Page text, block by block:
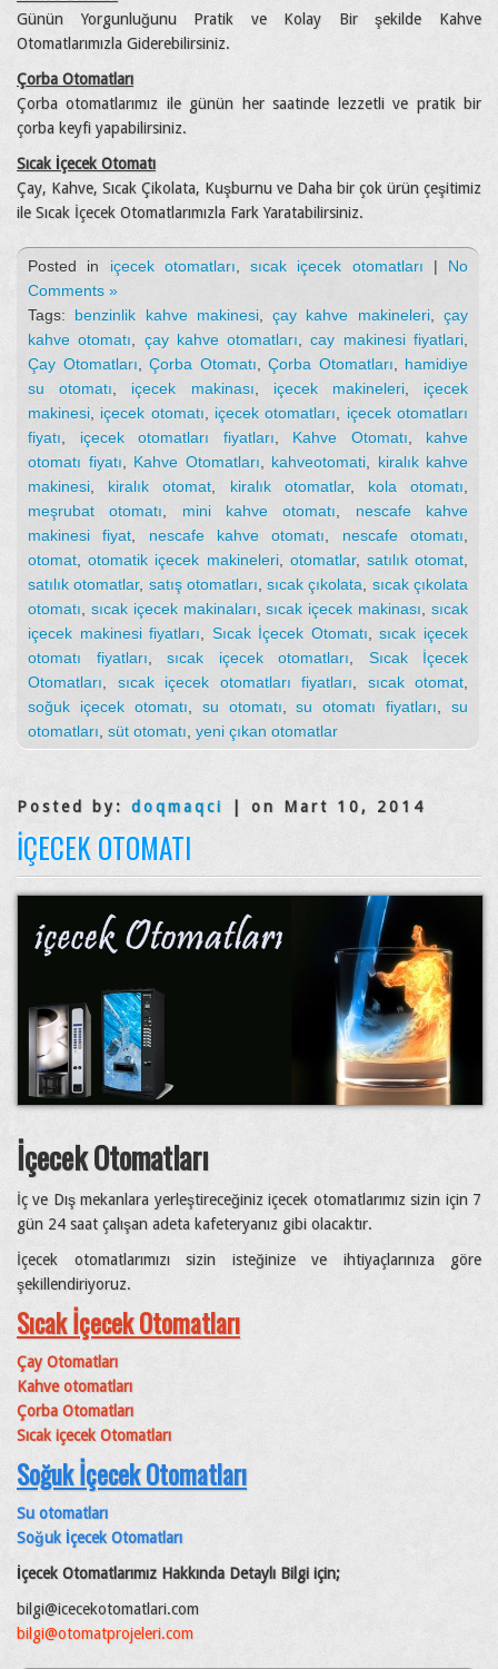
Günün Yorgunluğunu Pratik ve Kolay Bir şekilde Kahve
Otomatlarımızla Giderebilirsiniz.
Çorba Otomatları
Çorba otomatlarımız ile günün her saatinde lezzetli ve pratik bir
çorba keyfi yapabilirsiniz.
Sıcak İçecek Otomatı
Çay, Kahve, Sıcak Çikolata, Kuşburnu ve Daha bir çok ürün çeşitimiz
ile Sıcak İçecek Otomatlarımızla Fark Yaratabilirsiniz.
Posted in içecek otomatları, sıcak içecek otomatları | No
Comments »
Tags: benzinlik kahve makinesi,çay kahve makineleri,çay
kahve otomatı, çay kahve otomatları,cay makinesi fiyatlari,
Çay Otomatları, Çorba Otomatı, Çorba Otomatları, hamidiye
su otomatı, içecek makinası, içecek makineleri, içecek
makinesi, içecek otomatı, içecek otomatları, içecek otomatları
fiyatı, içecek otomatları fiyatları, Kahve Otomatı, kahve
otomatı fiyatı, Kahve Otomatları, kahveotomati, kiralık kahve
makinesi, kiralık otomat, kiralık otomatlar, kola otomatı,
meşrubat otomatı, mini kahve otomatı, nescafe kahve
makinesi fiyat, nescafe kahve otomatı, nescafe otomatı,
otomat,otomatik içecek makineleri, otomatlar, satılık otomat,
satılık otomatlar, satış otomatları,sıcak çıkolata, sıcak çıkolata
otomatı, sıcak içecek makinaları,sıcak içecek makinası,sıcak
içecek makinesi fiyatları, Sıcak İçecek Otomatı,sıcak içecek
otomatı fiyatları, sıcak içecek otomatları, Sıcak İçecek
Otomatları, sıcak içecek otomatları fiyatları, sıcak otomat,
soğuk içecek otomatı, su otomatı,su otomatı fiyatları, su
otomatları, süt otomatı, yeni çıkan otomatlar
Posted by: doqmaqci | on Mart 10, 2014
İÇECEK OTOMATI
İçecek Otomatları
İç ve Dış mekanlara yerleştireceğiniz içecek otomatlarımız sizin için 7
gün 24 saat çalışan adeta kafeteryanız gibi olacaktır.
İçecek otomatlarımızı sizin isteğinize ve ihtiyaçlarınıza göre
şekillendiriyoruz.
Sıcak İçecek Otomatları
Çay Otomatları
Kahve otomatları
Çorba Otomatları
Sıcak içecek Otomatları
Soğuk İçecek Otomatları
Su otomatları
Soğuk İçecek Otomatları
İçecek Otomatlarımız Hakkında Detaylı Bilgi için;
bilgi@icecekotomatlari.com
bilgi@otomatprojeleri.com